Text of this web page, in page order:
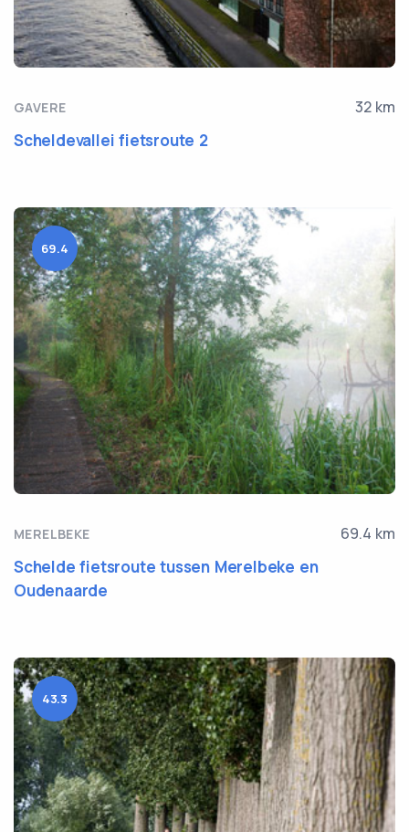
GAVERE 32 km
Scheldevallei fietsroute 2
69.4
MERELBEKE 69.4 km
Schelde fietsroute tussen Merelbeke en
Oudenaarde
43.3